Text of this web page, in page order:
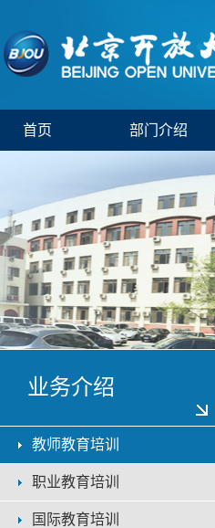
首页 部门介绍
业务介绍
教师教育培训
职业教育培训
国际教育培训